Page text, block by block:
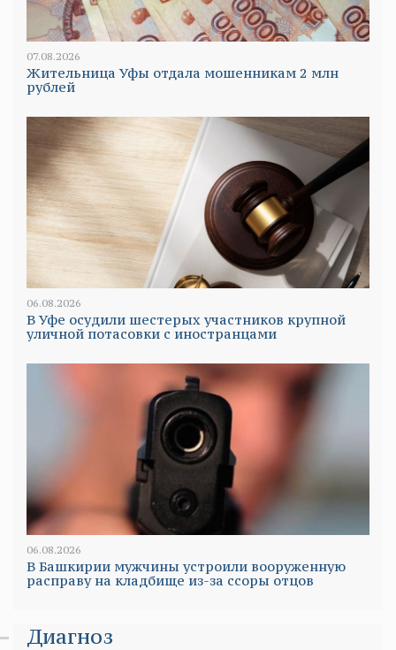
07.08.2026
Жительница Уфы отдала мошенникам 2 млн
рублей
06.08.2026
В Уфе осудили шестерых участников крупной
уличной потасовки с иностранцами
06.08.2026
В Башкирии мужчины устроили вооруженную
расправу на кладбище из-за ссоры отцов
Диагноз